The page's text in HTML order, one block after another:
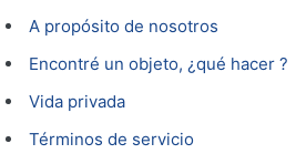
A propósito de nosotros
Encontré un objeto, ¿qué hacer ?
Vida privada
Términos de servicio